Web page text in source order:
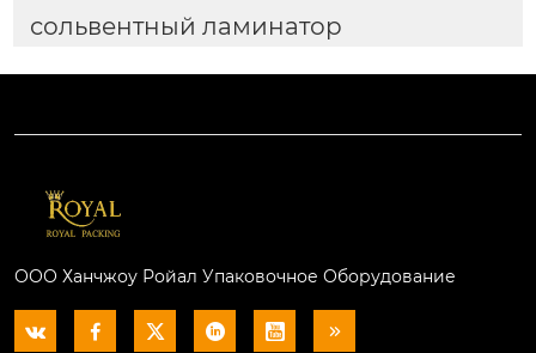
сольвентный ламинатор
ООО Ханчжоу Ройал Упаковочное Оборудование
     